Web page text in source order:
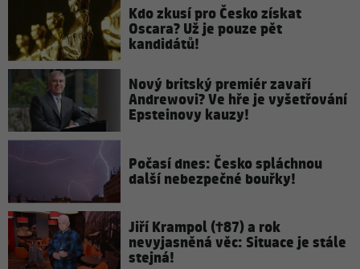
Kdo zkusí pro Česko získat
Oscara? Už je pouze pět
kandidátů!
Nový britský premiér zavaří
Andrewovi? Ve hře je vyšetřování
Epsteinovy kauzy!
Počasí dnes: Česko spláchnou
další nebezpečné bouřky!
Jiří Krampol (†87) a rok
nevyjasněná věc: Situace je stále
stejná!